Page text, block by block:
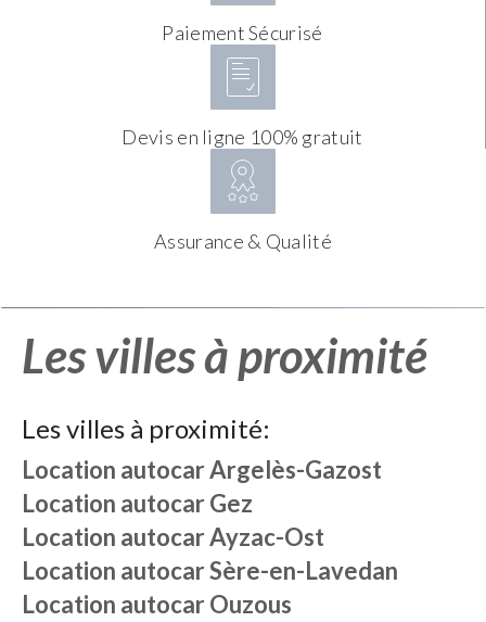
Paiement Sécurisé
Devis en ligne 100% gratuit
Assurance & Qualité
Les villes à proximité
Les villes à proximité:
Location autocarArgelès-Gazost
Location autocarGez
Location autocarAyzac-Ost
Location autocarSère-en-Lavedan
Location autocarOuzous